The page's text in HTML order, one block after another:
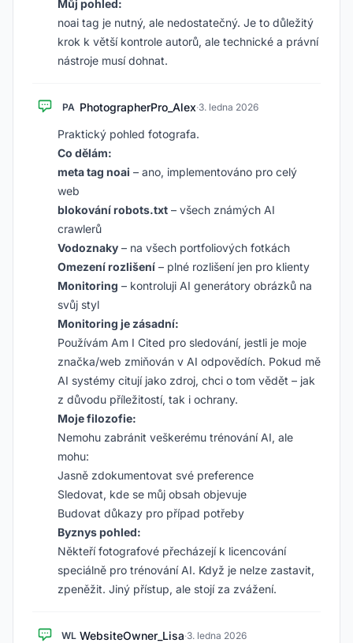
Můj pohled:
noai tag je nutný, ale nedostatečný. Je to důležitý
krok k větší kontrole autorů, ale technické a právní
nástroje musí dohnat.
PA PhotographerPro_Alex·3. ledna 2026
Praktický pohled fotografa.
Co dělám:
meta tag noai – ano, implementováno pro celý
web
blokování robots.txt – všech známých AI
crawlerů
Vodoznaky – na všech portfoliových fotkách
Omezení rozlišení – plné rozlišení jen pro klienty
Monitoring – kontroluji AI generátory obrázků na
svůj styl
Monitoring je zásadní:
Používám Am I Cited pro sledování, jestli je moje
značka/web zmiňován v AI odpovědích. Pokud mě
AI systémy citují jako zdroj, chci o tom vědět – jak
z důvodu příležitostí, tak i ochrany.
Moje filozofie:
Nemohu zabránit veškerému trénování AI, ale
mohu:
Jasně zdokumentovat své preference
Sledovat, kde se můj obsah objevuje
Budovat důkazy pro případ potřeby
Byznys pohled:
Někteří fotografové přecházejí k licencování
speciálně pro trénování AI. Když je nelze zastavit,
zpeněžit. Jiný přístup, ale stojí za zvážení.
WL WebsiteOwner_Lisa·3. ledna 2026